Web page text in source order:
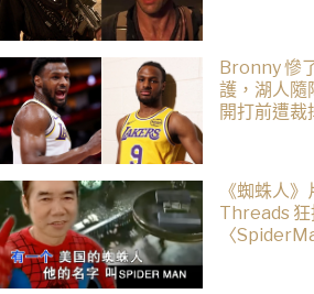
Bronny 慘
護，湖人隨
開打前遭裁
《蜘蛛人》
Threads
〈